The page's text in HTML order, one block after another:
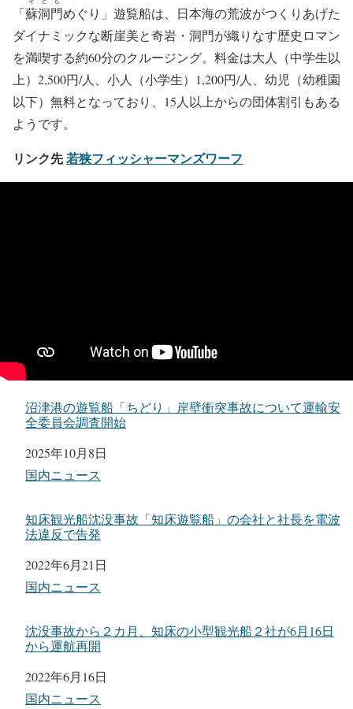
「蘇洞門めぐり」遊覧船は、日本海の荒波がつくりあげた
ダイナミックな断崖美と奇岩・洞門が織りなす歴史ロマン
を満喫する約60分のクルージング。料金は大人（中学生以
上）2,500円/人、小人（小学生）1,200円/人、幼児（幼稚園
以下）無料となっており、15人以上からの団体割引もある
ようです。
リンク先若狭フィッシャーマンズワーフ
沼津港の遊覧船「ちどり」岸壁衝突事故について運輸安
全委員会調査開始
日付
2025年10月8日
関連理由
国内ニュース
知床観光船沈没事故「知床遊覧船」の会社と社長を電波
法違反で告発
日付
2022年6月21日
関連理由
国内ニュース
沈没事故から２カ月、知床の小型観光船２社が6月16日
から運航再開
日付
2022年6月16日
関連理由
国内ニュース